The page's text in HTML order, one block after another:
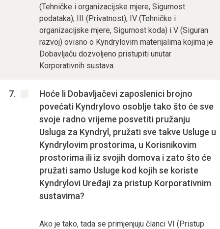
(Tehničke i organizacijske mjere, Sigurnost
podataka), III (Privatnost), IV (Tehničke i
organizacijske mjere, Sigurnost koda) i V (Siguran
razvoj) ovisno o Kyndrylovim materijalima kojima je
Dobavljaču dozvoljeno pristupiti unutar
Korporativnih sustava.
Hoće li Dobavljačevi zaposlenici brojno
povećati Kyndrylovo osoblje tako što će sve
svoje radno vrijeme posvetiti pružanju
Usluga za Kyndryl, pružati sve takve Usluge u
Kyndrylovim prostorima, u Korisnikovim
prostorima ili iz svojih domova i zato što će
pružati samo Usluge kod kojih se koriste
Kyndrylovi Uređaji za pristup Korporativnim
sustavima?
Ako je tako, tada se primjenjuju članci VI (Pristup